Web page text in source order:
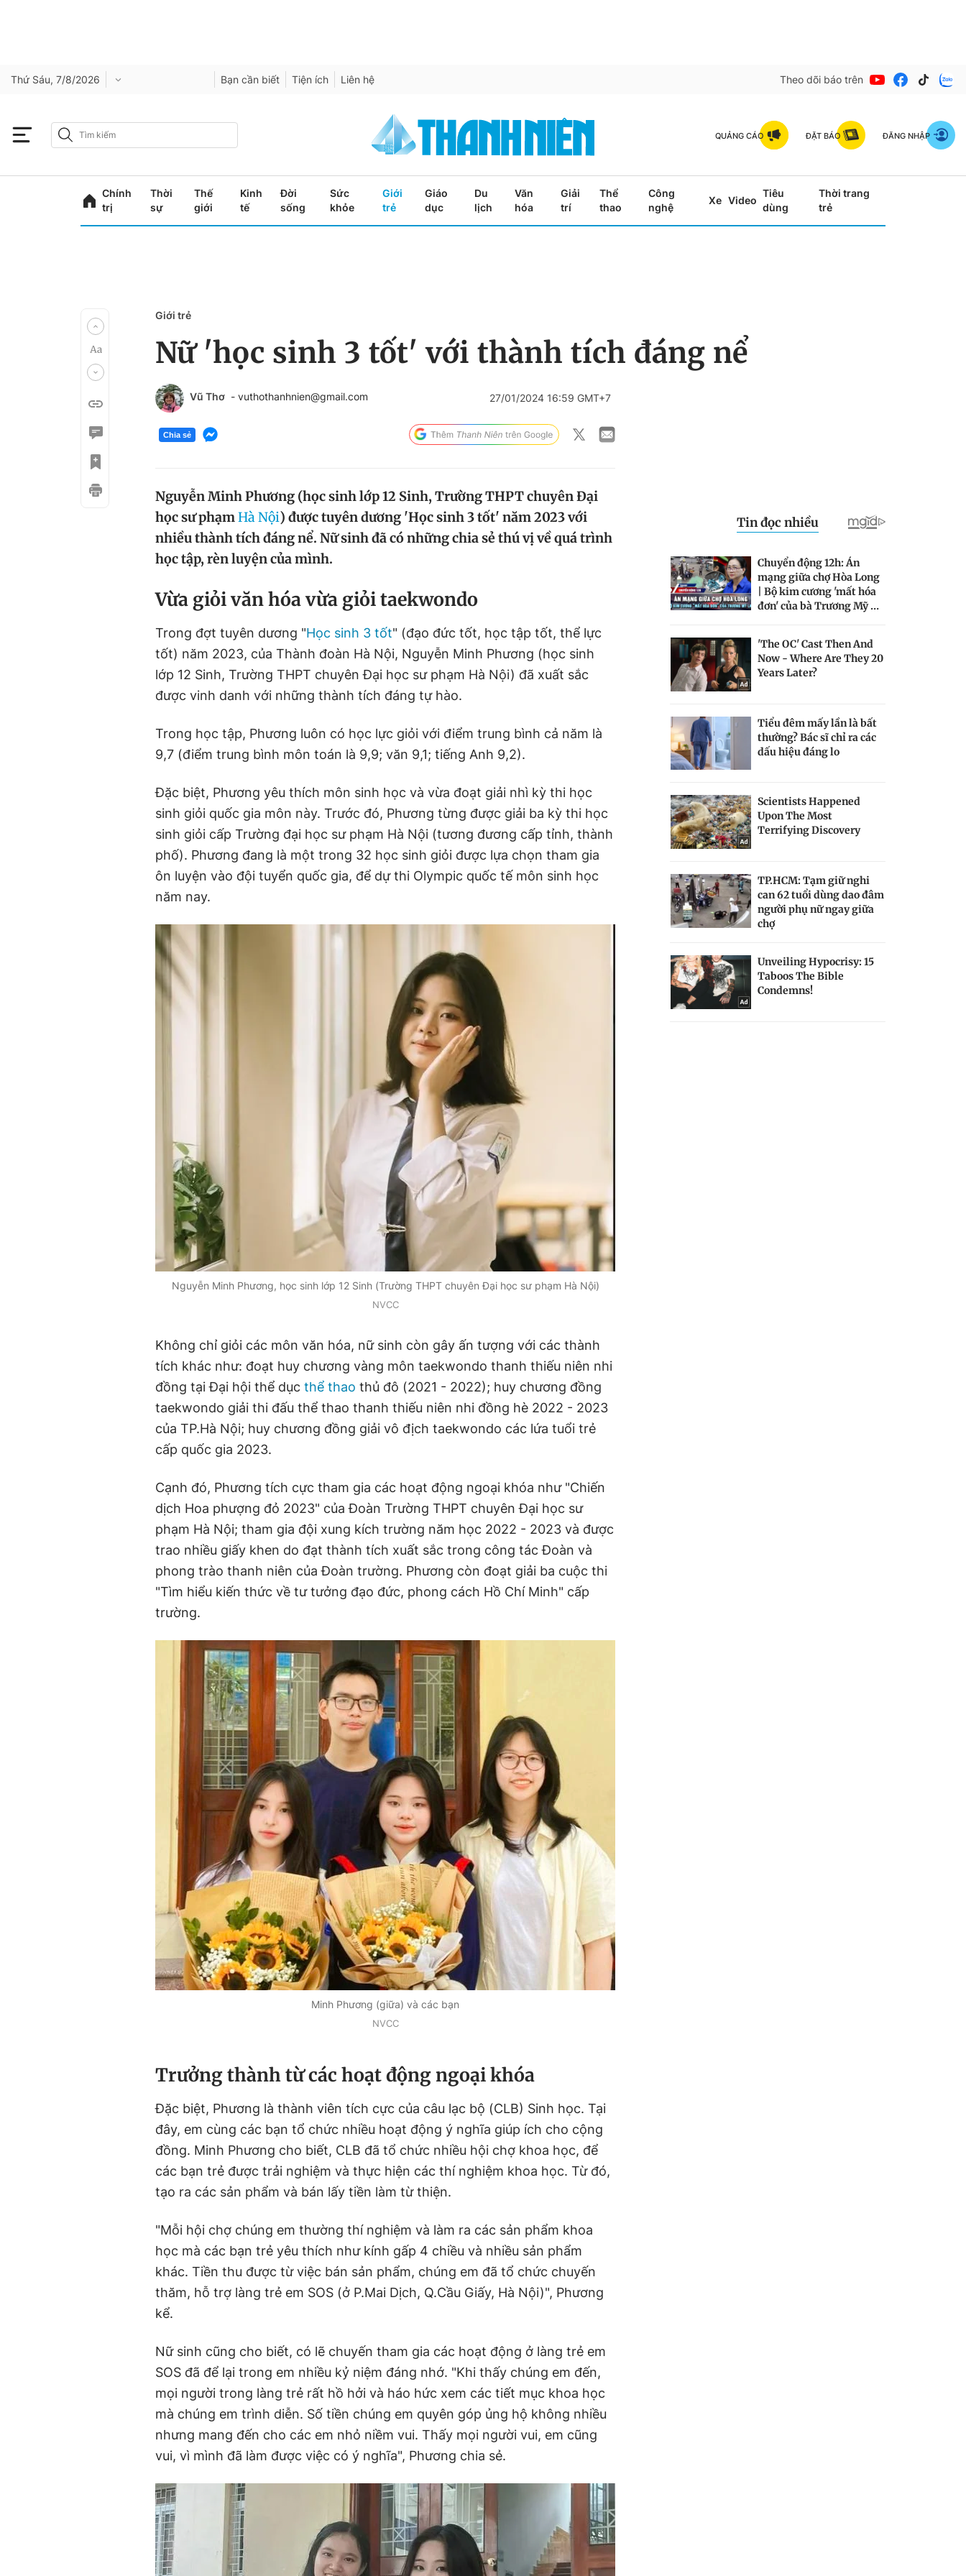
Thứ Sáu, 7/8/2026 Bạn cần biết Tiện ích Liên hệ Theo dõi báo trên
QUẢNG CÁO ĐẶT BÁO ĐĂNG NHẬP
Chính
trị
Thời
sự
Thế
giới
Kinh
tế
Đời
sống
Sức
khỏe
Giới
trẻ
Giáo
dục
Du
lịch
Văn
hóa
Giải
trí
Thể
thao
Công
nghệ
Xe Video
Tiêu
dùng
Thời trang
trẻ
Giới trẻ
Nữ 'học sinh 3 tốt' với thành tích đáng nể
Vũ Thơ - vuthothanhnien@gmail.com 27/01/2024 16:59 GMT+7
Chia sẻ
Nguyễn Minh Phương (học sinh lớp 12 Sinh, Trường THPT chuyên Đại
học sư phạmHà Nội) được tuyên dương 'Học sinh 3 tốt' năm 2023 với
nhiều thành tích đáng nể. Nữ sinh đã có những chia sẻ thú vị về quá trình
học tập, rèn luyện của mình.
Vừa giỏi văn hóa vừa giỏi taekwondo
Trong đợt tuyên dương "Học sinh 3 tốt" (đạo đức tốt, học tập tốt, thể lực
tốt) năm 2023, của Thành đoàn Hà Nội, Nguyễn Minh Phương (học sinh
lớp 12 Sinh, Trường THPT chuyên Đại học sư phạm Hà Nội) đã xuất sắc
được vinh danh với những thành tích đáng tự hào.
Trong học tập, Phương luôn có học lực giỏi với điểm trung bình cả năm là
9,7 (điểm trung bình môn toán là 9,9; văn 9,1; tiếng Anh 9,2).
Đặc biệt, Phương yêu thích môn sinh học và vừa đoạt giải nhì kỳ thi học
sinh giỏi quốc gia môn này. Trước đó, Phương từng được giải ba kỳ thi học
sinh giỏi cấp Trường đại học sư phạm Hà Nội (tương đương cấp tỉnh, thành
phố). Phương đang là một trong 32 học sinh giỏi được lựa chọn tham gia
ôn luyện vào đội tuyển quốc gia, để dự thi Olympic quốc tế môn sinh học
năm nay.
Nguyễn Minh Phương, học sinh lớp 12 Sinh (Trường THPT chuyên Đại học sư phạm Hà Nội)
NVCC
Không chỉ giỏi các môn văn hóa, nữ sinh còn gây ấn tượng với các thành
tích khác như: đoạt huy chương vàng môn taekwondo thanh thiếu niên nhi
đồng tại Đại hội thể dục thể thao thủ đô (2021 - 2022); huy chương đồng
taekwondo giải thi đấu thể thao thanh thiếu niên nhi đồng hè 2022 - 2023
của TP.Hà Nội; huy chương đồng giải vô địch taekwondo các lứa tuổi trẻ
cấp quốc gia 2023.
Cạnh đó, Phương tích cực tham gia các hoạt động ngoại khóa như "Chiến
dịch Hoa phượng đỏ 2023" của Đoàn Trường THPT chuyên Đại học sư
phạm Hà Nội; tham gia đội xung kích trường năm học 2022 - 2023 và được
trao nhiều giấy khen do đạt thành tích xuất sắc trong công tác Đoàn và
phong trào thanh niên của Đoàn trường. Phương còn đoạt giải ba cuộc thi
"Tìm hiểu kiến thức về tư tưởng đạo đức, phong cách Hồ Chí Minh" cấp
trường.
Minh Phương (giữa) và các bạn
NVCC
Trưởng thành từ các hoạt động ngoại khóa
Đặc biệt, Phương là thành viên tích cực của câu lạc bộ (CLB) Sinh học. Tại
đây, em cùng các bạn tổ chức nhiều hoạt động ý nghĩa giúp ích cho cộng
đồng. Minh Phương cho biết, CLB đã tổ chức nhiều hội chợ khoa học, để
các bạn trẻ được trải nghiệm và thực hiện các thí nghiệm khoa học. Từ đó,
tạo ra các sản phẩm và bán lấy tiền làm từ thiện.
"Mỗi hội chợ chúng em thường thí nghiệm và làm ra các sản phẩm khoa
học mà các bạn trẻ yêu thích như kính gấp 4 chiều và nhiều sản phẩm
khác. Tiền thu được từ việc bán sản phẩm, chúng em đã tổ chức chuyến
thăm, hỗ trợ làng trẻ em SOS (ở P.Mai Dịch, Q.Cầu Giấy, Hà Nội)", Phương
kể.
Nữ sinh cũng cho biết, có lẽ chuyến tham gia các hoạt động ở làng trẻ em
SOS đã để lại trong em nhiều kỷ niệm đáng nhớ. "Khi thấy chúng em đến,
mọi người trong làng trẻ rất hồ hởi và háo hức xem các tiết mục khoa học
mà chúng em trình diễn. Số tiền chúng em quyên góp ủng hộ không nhiều
nhưng mang đến cho các em nhỏ niềm vui. Thấy mọi người vui, em cũng
vui, vì mình đã làm được việc có ý nghĩa", Phương chia sẻ.